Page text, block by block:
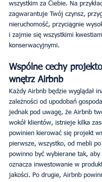
wszystkim za Ciebie. Na
zagwarantuje Twój czynsz,
nieruchomość, przyciągnie
i zajmie się wszystkimi
konserwacyjnymi.
Wspólne cechy
wnętrz Airbnb
Każdy Airbnb będzie wyglądał
zależności od upodobań
jednak pod uwagę, że Airbnb
wokół klientów, istnieje kilka
powinien kierować się projekt
pierwsze, wszystko, od mebli
powinno być wybierane tak, aby
oznacza inwestowanie w
jakości. Po drugie, Airbnb